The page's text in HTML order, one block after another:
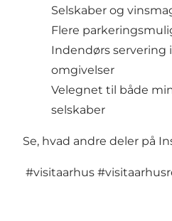
Selskaber og
Flere
Indendørs servering
omgivelser
Velegnet til både
selskaber
Se, hvad andre deler på
#visitaarhus